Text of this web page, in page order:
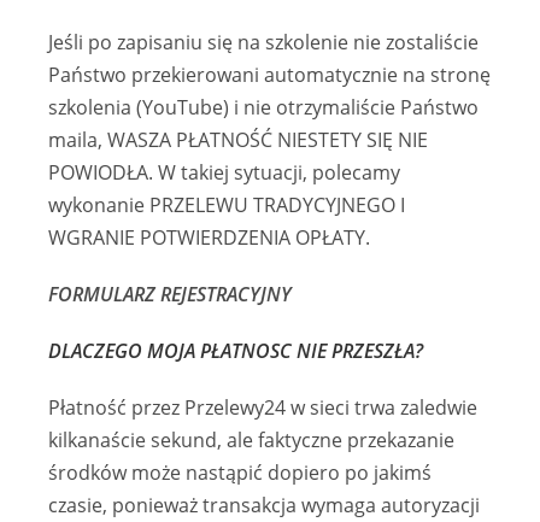
Jeśli po zapisaniu się na szkolenie nie zostaliście
Państwo przekierowani automatycznie na stronę
szkolenia (YouTube) i nie otrzymaliście Państwo
maila, WASZA PŁATNOŚĆ NIESTETY SIĘ NIE
POWIODŁA. W takiej sytuacji, polecamy
wykonanie PRZELEWU TRADYCYJNEGO I
WGRANIE POTWIERDZENIA OPŁATY.
FORMULARZ REJESTRACYJNY
DLACZEGO MOJA PŁATNOSC NIE PRZESZŁA?
Płatność przez Przelewy24 w sieci trwa zaledwie
kilkanaście sekund, ale faktyczne przekazanie
środków może nastąpić dopiero po jakimś
czasie, ponieważ transakcja wymaga autoryzacji